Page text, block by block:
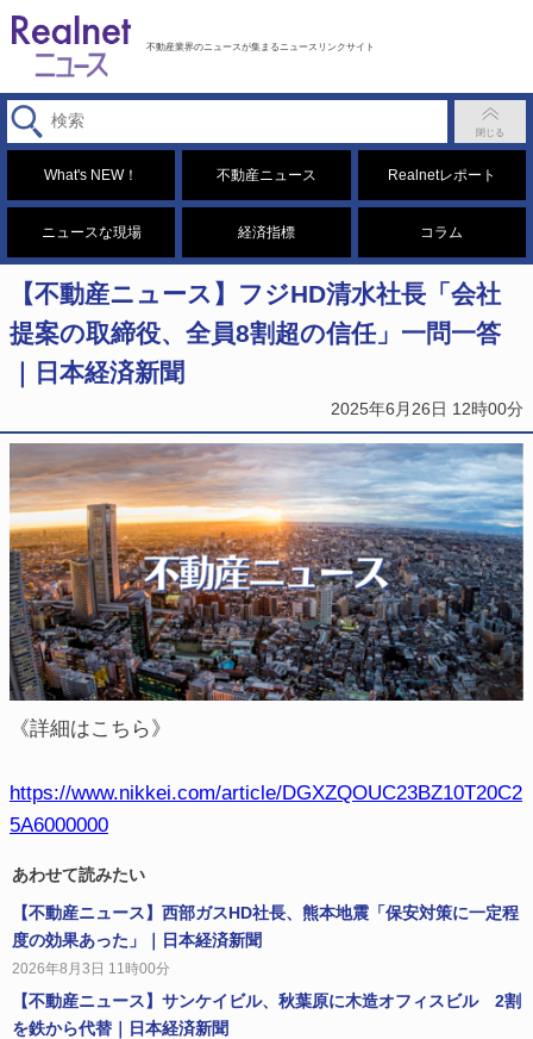
不動産業界のニュースが集まるニュースリンクサイト
What's NEW！ 不動産ニュース Realnetレポート
ニュースな現場 経済指標 コラム
【不動産ニュース】フジHD清水社長「会社
提案の取締役、全員8割超の信任」一問一答
｜日本経済新聞
2025年6月26日 12時00分
《詳細はこちら》
https://www.nikkei.com/article/DGXZQOUC23BZ10T20C2
5A6000000
あわせて読みたい
【不動産ニュース】西部ガスHD社長、熊本地震「保安対策に一定程
度の効果あった」｜日本経済新聞
2026年8月3日 11時00分
【不動産ニュース】サンケイビル、秋葉原に木造オフィスビル 2割
を鉄から代替｜日本経済新聞